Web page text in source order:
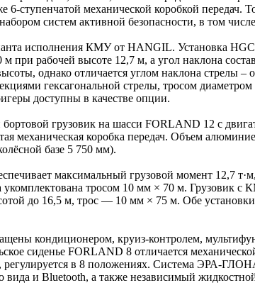
ступенчатой механической коробкой
систем активной безопасности, в том
исполнения КМУ от HANGIL. Установка
при рабочей высоте 12,7 м, а угол наклона
однако отличается углом наклона стрелы
гексагональной стрелы, тросом
доступны в качестве опции.
бортовой грузовик на шасси FORLAND 12 с
механическая коробка передач. Объем
базе 5 750 мм).
максимальный грузовой момент 12,7
укомплектована тросом 10 мм × 70 м.
до 16,5 м, трос — 10 мм × 75 м. Обе
кондиционером, круиз-контролем,
сиденье FORLAND 8 отличается
регулируется в 8 положениях. Система ЭРА-
вида и Bluetooth, а также независимый